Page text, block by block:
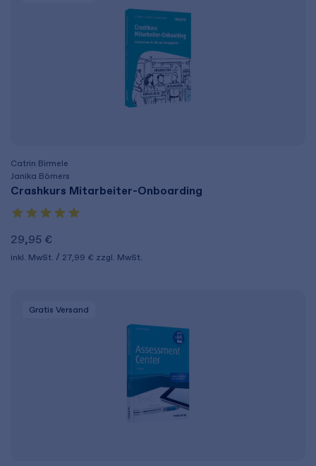
Catrin Birmele
Janika Bömers
Crashkurs Mitarbeiter-Onboarding
29,95 €
inkl. MwSt. 27,99 € zzgl. MwSt.
Gratis Versand